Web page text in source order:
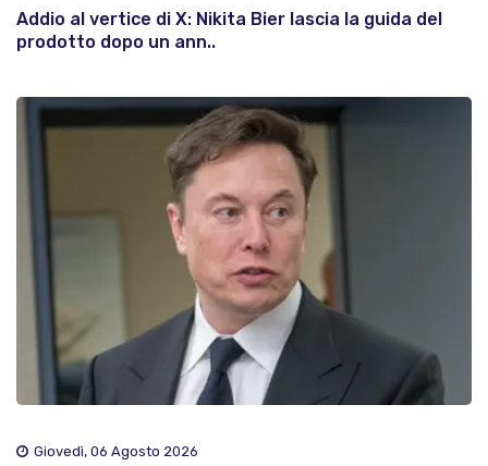
Addio al vertice di X: Nikita Bier lascia la guida del
prodotto dopo un ann..
Giovedì, 06 Agosto 2026